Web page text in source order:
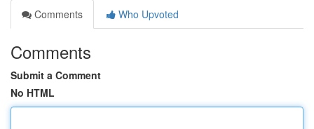
Comments
Who Upvoted
Comments
Submit a Comment
No HTML